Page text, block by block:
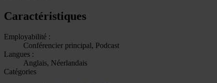
Caractéristiques
Employabilité :
Conférencier principal, Podcast
Langues :
Anglais, Néerlandais
Catégories